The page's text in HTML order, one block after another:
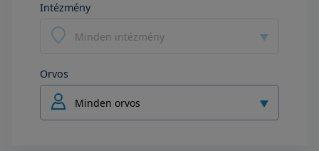
Intézmény
Minden intézmény
Orvos
Minden orvos